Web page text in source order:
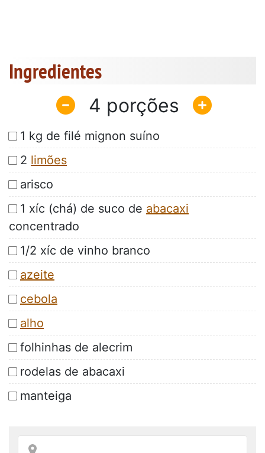
Ingredientes
4
1 kg de filé mignon suíno
2 limões
arisco
1 xíc (chá) de suco de abacaxi
concentrado
1/2 xíc de vinho branco
azeite
cebola
alho
folhinhas de alecrim
rodelas de abacaxi
manteiga